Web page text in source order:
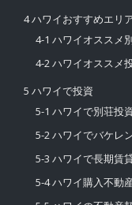
4 ハワイおすすめエリ
4-1 ハワイオススメ
4-2 ハワイオススメ
5 ハワイで投資
5-1 ハワイで別荘投
5-2 ハワイでバケレ
5-3 ハワイで長期賃
5-4 ハワイ購入不動